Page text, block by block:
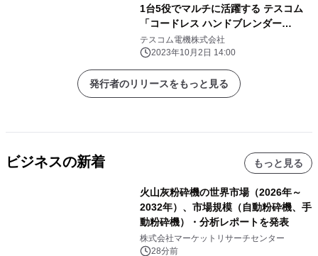
1台5役でマルチに活躍する テスコム
「コードレス ハンドブレンダー
TBL70A」 2023年10月中旬より発
売
テスコム電機株式会社
2023年10月2日 14:00
発行者のリリースをもっと見る
ビジネスの新着 もっと見る
火山灰粉砕機の世界市場（2026年～
2032年）、市場規模（自動粉砕機、手
動粉砕機）・分析レポートを発表
株式会社マーケットリサーチセンター
28分前